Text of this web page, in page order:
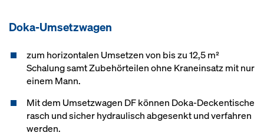
Doka-Um­setz­wa­gen
zum horizontalen Umsetzen von bis zu 12,5 m²
Schalung samt Zubehörteilen ohne Kraneinsatz mit nur
einem Mann.
Mit dem Umsetzwagen DF können Doka-Deckentische
rasch und sicher hydraulisch abgesenkt und verfahren
werden.